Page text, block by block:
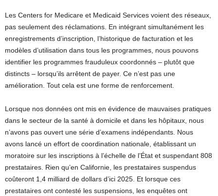
Les Centers for Medicare et Medicaid Services voient des réseaux,
pas seulement des réclamations. En intégrant simultanément les
enregistrements d’inscription, l’historique de facturation et les
modèles d’utilisation dans tous les programmes, nous pouvons
identifier les programmes frauduleux coordonnés – plutôt que
distincts – lorsqu’ils arrêtent de payer. Ce n’est pas une
amélioration. Tout cela est une forme de renforcement.
Lorsque nos données ont mis en évidence de mauvaises pratiques
dans le secteur de la santé à domicile et dans les hôpitaux, nous
n’avons pas ouvert une série d’examens indépendants. Nous
avons lancé un effort de coordination nationale, établissant un
moratoire sur les inscriptions à l’échelle de l’État et suspendant 808
prestataires. Rien qu’en Californie, les prestataires suspendus
coûteront 1,4 milliard de dollars d’ici 2025. Et lorsque ces
prestataires ont contesté les suspensions, les enquêtes ont